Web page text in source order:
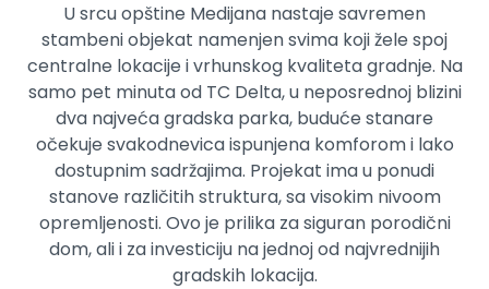
U srcu opštine Medijana nastaje savremen
stambeni objekat namenjen svima koji žele spoj
centralne lokacije i vrhunskog kvaliteta gradnje. Na
samo pet minuta od TC Delta, u neposrednoj blizini
dva najveća gradska parka, buduće stanare
očekuje svakodnevica ispunjena komforom i lako
dostupnim sadržajima. Projekat ima u ponudi
stanove različitih struktura, sa visokim nivoom
opremljenosti. Ovo je prilika za siguran porodični
dom, ali i za investiciju na jednoj od najvrednijih
gradskih lokacija.